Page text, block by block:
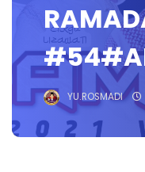
YU.ROSMADI